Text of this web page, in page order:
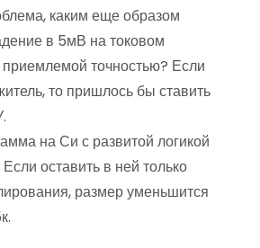
каким еще образом
в 5мВ на токовом
приемлемой точностью? Если
то пришлось бы ставить
на Си с развитой логикой
оставить в ней только
размер уменьшится